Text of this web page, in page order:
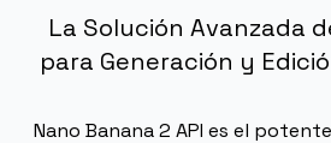
La Solución Avanzada
para Generación y
Nano Banana 2 API es el